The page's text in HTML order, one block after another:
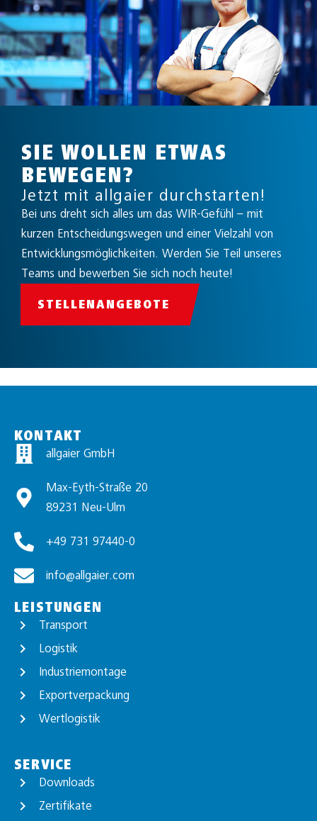
SIE WOLLEN ETWAS
BEWEGEN?
Jetzt mit allgaier durchstarten!
Bei uns dreht sich alles um das WIR-Gefühl – mit
kurzen Entscheidungswegen und einer Vielzahl von
Entwicklungsmöglichkeiten. Werden Sie Teil unseres
Teams und bewerben Sie sich noch heute!
STELLENANGEBOTE
KONTAKT
allgaier GmbH
Max-Eyth-Straße 20
89231 Neu-Ulm
+49 731 97440-0
info@allgaier.com
LEISTUNGEN
Transport
Logistik
Industriemontage
Exportverpackung
Wertlogistik
SERVICE
Downloads
Zertifikate